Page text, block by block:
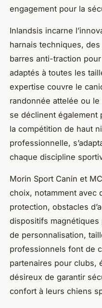
engagement pour la
Inlandsis incarne
harnais techniques,
barres anti-traction
adaptés à toutes les
expertise couvre le
randonnée attelée ou
se déclinent également
la compétition de haut
professionnelle,
chaque discipline
Morin Sport Canin et
choix, notamment avec
protection, obstacles
dispositifs
de personnalisation,
professionnels font de
partenaires pour clubs,
désireux de garantir
confort à leurs chiens